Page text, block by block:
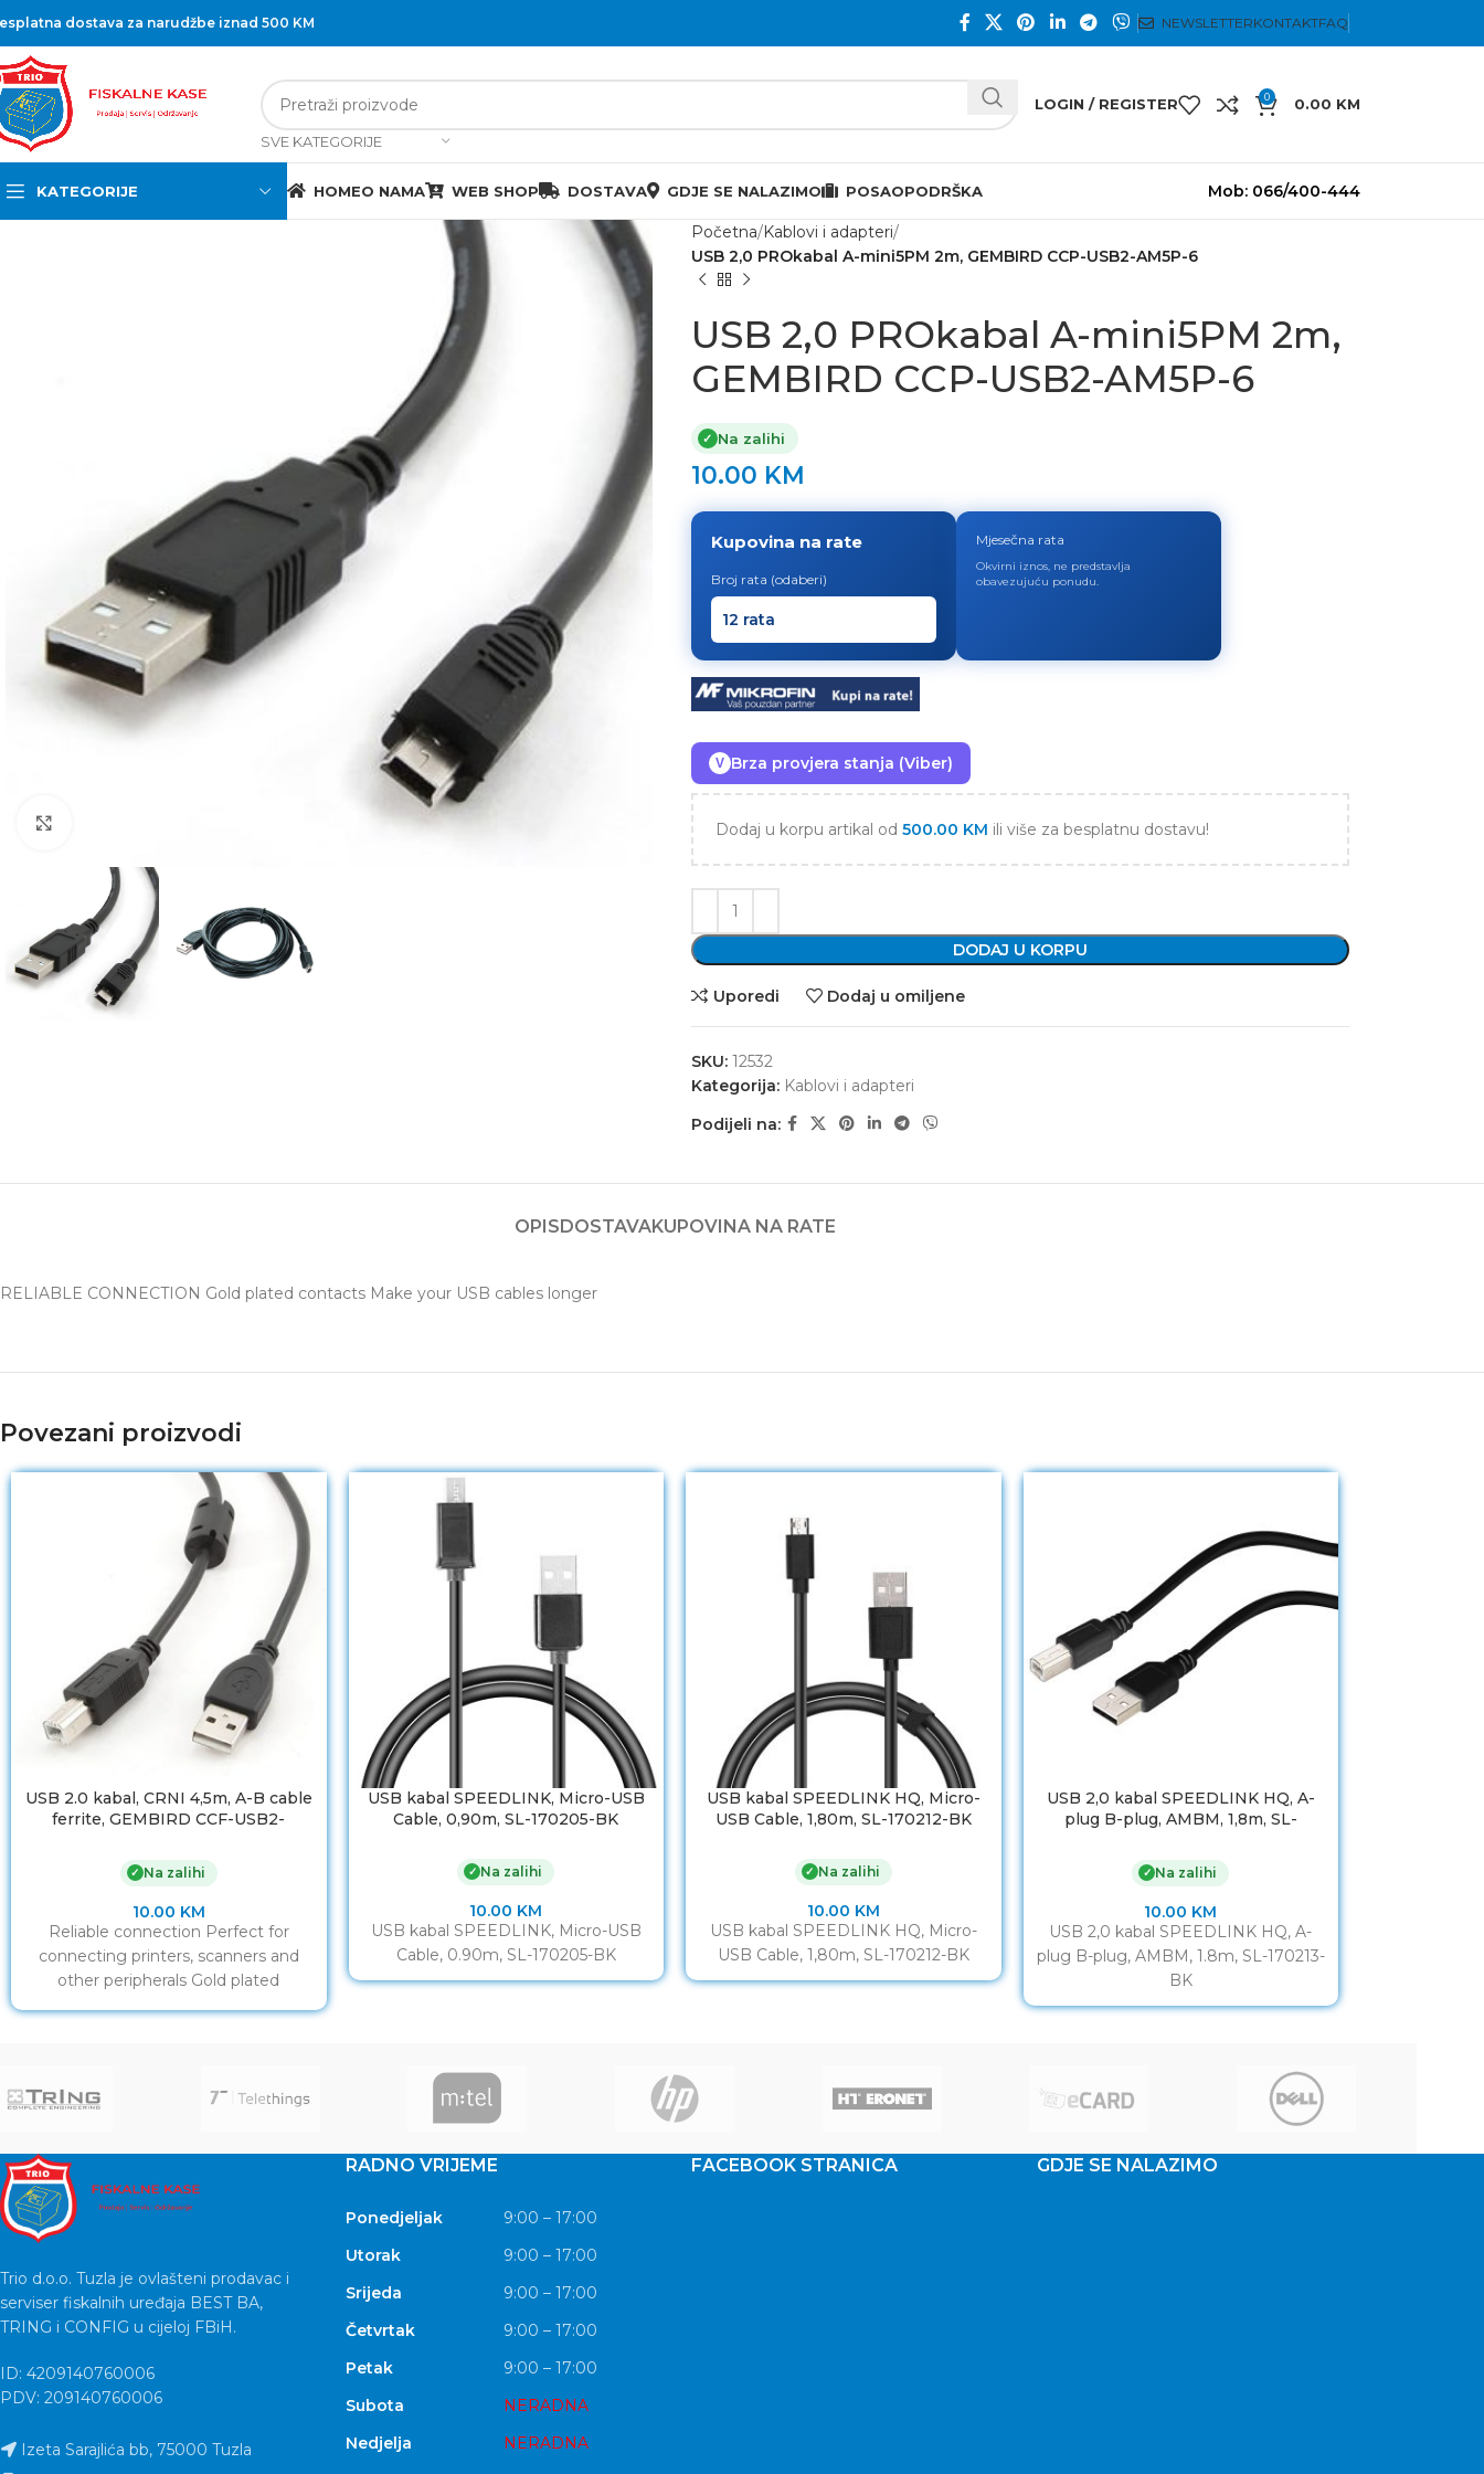
dostava za narudžbe iznad 500 KM NEWSLETTERKONTAKTFAQ
SVE KATEGORIJE
LOGIN / REGISTER 0 0.00 KM
KATEGORIJE HOMEO NAMA WEB SHOP DOSTAVA GDJE SE NALAZIMO POSAOPODRŠKA Mob: 066/400-444
Početna Kablovi i adapteri
USB 2,0 PROkabal A-mini5PM 2m, GEMBIRD CCP-USB2-AM5P-6
USB 2,0 PROkabal A-mini5PM 2m,
GEMBIRD CCP-USB2-AM5P-6
✓ Na zalihi
10.00 KM
Kupovina na rate
Broj rata (odaberi)
Mjesečna rata
Okvirni iznos, ne predstavlja
obavezujuću ponudu.
V Brza provjera stanja (Viber)
Dodaj u korpu artikal od 500.00 KM ili više za besplatnu dostavu!
DODAJ U KORPU
Uporedi Dodaj u omiljene
SKU: 12532
Kategorija: Kablovi i adapteri
Podijeli na:
OPISDOSTAVAKUPOVINA NA RATE
RELIABLE CONNECTION Gold plated contacts Make your USB cables longer
Povezani proizvodi
USB 2.0 kabal, CRNI 4,5m, A-B cable
ferrite, GEMBIRD CCF-USB2-
✓ Na zalihi
10.00 KM
Reliable connection Perfect for
connecting printers, scanners and
other peripherals Gold plated
USB kabal SPEEDLINK, Micro-USB
Cable, 0,90m, SL-170205-BK
✓ Na zalihi
10.00 KM
USB kabal SPEEDLINK, Micro-USB
Cable, 0.90m, SL-170205-BK
USB kabal SPEEDLINK HQ, Micro-
USB Cable, 1,80m, SL-170212-BK
✓ Na zalihi
10.00 KM
USB kabal SPEEDLINK HQ, Micro-
USB Cable, 1,80m, SL-170212-BK
USB 2,0 kabal SPEEDLINK HQ, A-
plug B-plug, AMBM, 1,8m, SL-
✓ Na zalihi
10.00 KM
USB 2,0 kabal SPEEDLINK HQ, A-
plug B-plug, AMBM, 1.8m, SL-170213-
BK
Trio d.o.o. Tuzla je ovlašteni prodavac i
serviser fiskalnih uređaja BEST BA,
TRING i CONFIG u cijeloj FBiH.
ID: 4209140760006
PDV: 209140760006
Izeta Sarajlića bb, 75000 Tuzla
RADNO VRIJEME
Ponedjeljak
9:00 – 17:00
Utorak
9:00 – 17:00
Srijeda
9:00 – 17:00
Četvrtak
9:00 – 17:00
Petak
9:00 – 17:00
Subota
NERADNA
Nedjelja
NERADNA
FACEBOOK STRANICA GDJE SE NALAZIMO